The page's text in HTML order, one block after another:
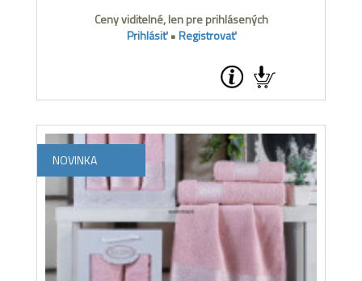
Ceny viditelné, len pre prihlásených
Prihlásiť•Registrovať
NOVINKA